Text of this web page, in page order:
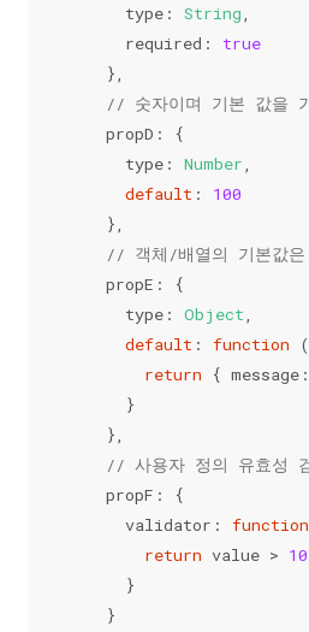
      type:
String,
      required:
true
    },
// 숫자이며 기본 값을
    propD: {
      type:
Number,
default : 100
    },
// 객체/배열의 기본값
    propE: {
      type:
Object,
default : function (
return { message:
      }
    },
// 사용자 정의 유효성
    propF: {
      validator:
function
return value > 10
      }
    }